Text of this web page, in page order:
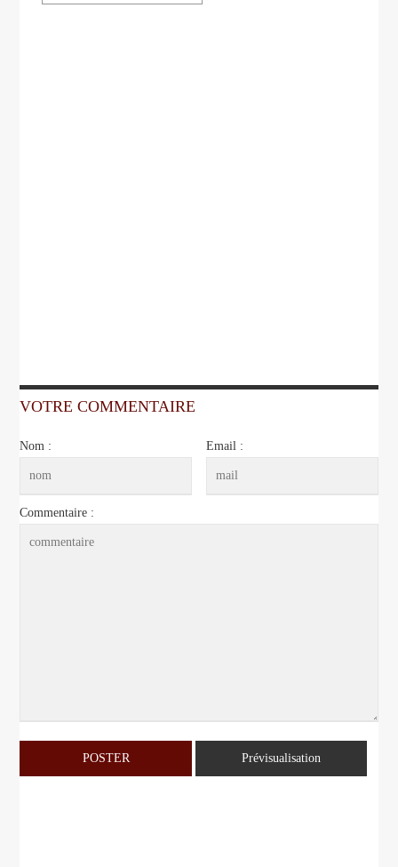
VOTRE COMMENTAIRE
Nom : Email :
Commentaire :